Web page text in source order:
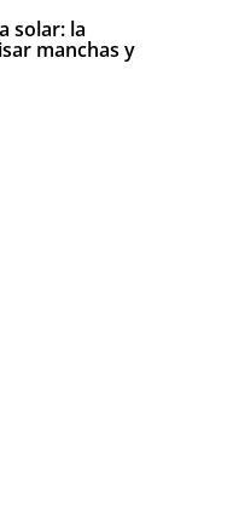
solar: la
manchas y